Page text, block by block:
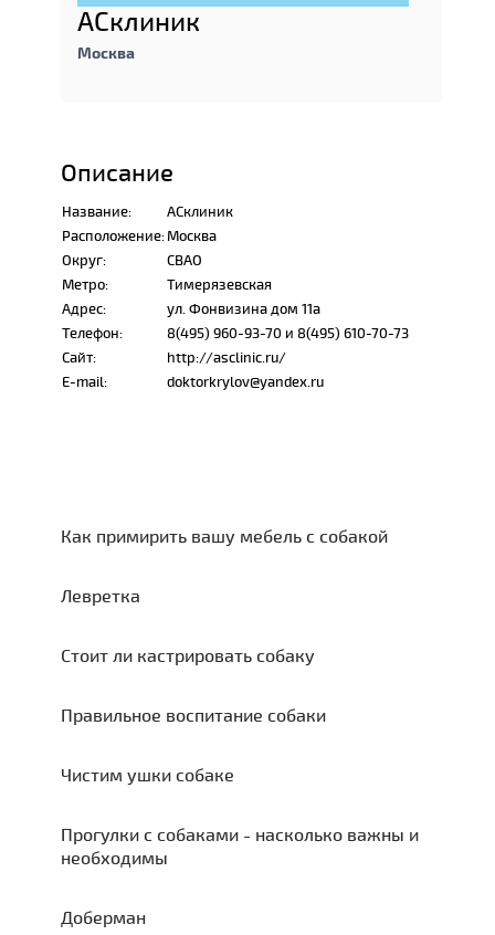
АСклиник
Москва
Описание
Название:
АСклиник
Расположение:Москва
Округ:
СВАО
Метро:
Тимерязевская
Адрес:
ул. Фонвизина дом 11а
Телефон:
8(495) 960-93-70 и 8(495) 610-70-73
Сайт:
http://asclinic.ru/
E-mail:
doktorkrylov@yandex.ru
Как примирить вашу мебель с собакой
Левретка
Стоит ли кастрировать собаку
Правильное воспитание собаки
Чистим ушки собаке
Прогулки с собаками - насколько важны и
необходимы
Доберман